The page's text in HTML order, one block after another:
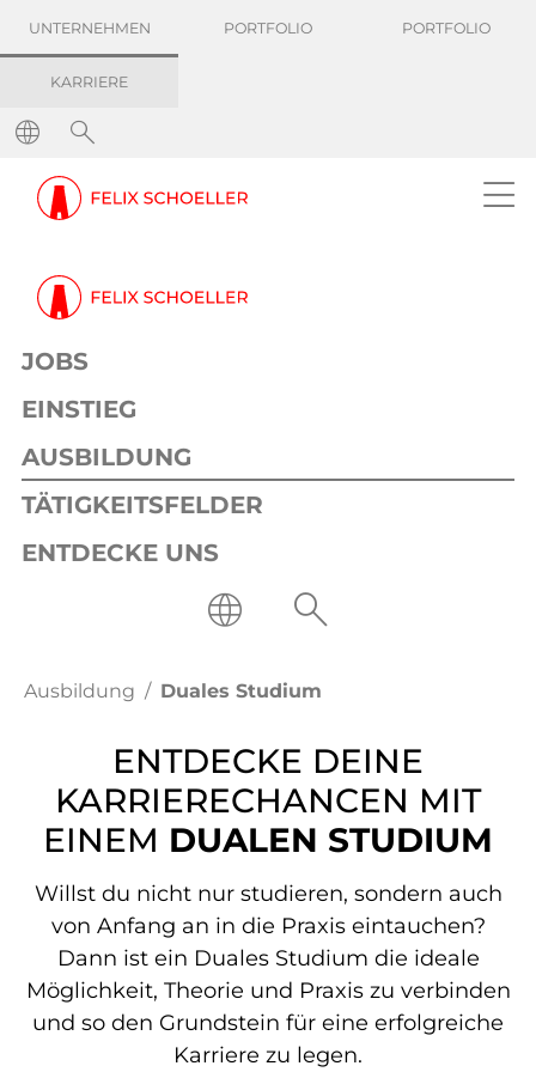
UNTERNEHMEN PORTFOLIO PORTFOLIO
KARRIERE
JOBS
EINSTIEG
AUSBILDUNG
TÄTIGKEITSFELDER
ENTDECKE UNS
Ausbildung Duales Studium
ENTDECKE DEINE
KARRIERECHANCEN MIT
EINEM DUALEN STUDIUM
Willst du nicht nur studieren, sondern auch
von Anfang an in die Praxis eintauchen?
Dann ist ein Duales Studium die ideale
Möglichkeit, Theorie und Praxis zu verbinden
und so den Grundstein für eine erfolgreiche
Karriere zu legen.